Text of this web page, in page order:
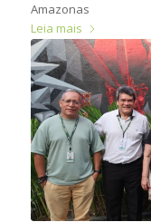
Amazonas
Leia mais